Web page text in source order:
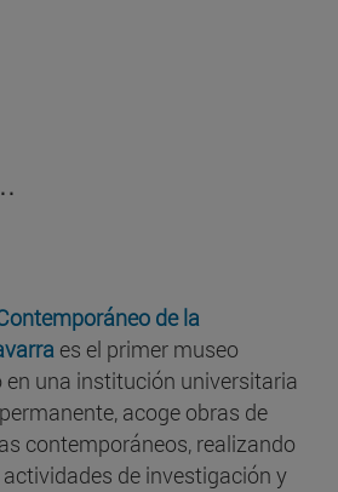
de la
es el primer museo
una institución universitaria
acoge obras de
contemporáneos, realizando
de investigación y